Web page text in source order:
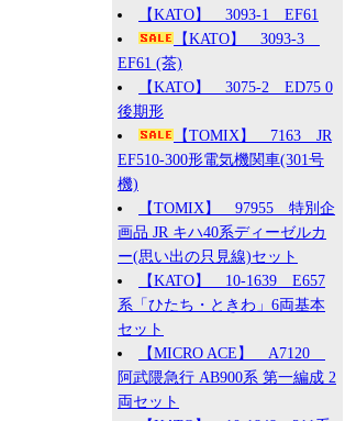
【KATO】 3093-1 EF61
【KATO】 3093-3
EF61 (茶)
【KATO】 3075-2 ED75 0
後期形
【TOMIX】 7163 JR
EF510-300形電気機関車(301号
機)
【TOMIX】 97955 特別企
画品 JR キハ40系ディーゼルカ
ー(思い出の只見線)セット
【KATO】 10-1639 E657
系「ひたち・ときわ」6両基本
セット
【MICRO ACE】 A7120
阿武隈急行 AB900系 第一編成 2
両セット